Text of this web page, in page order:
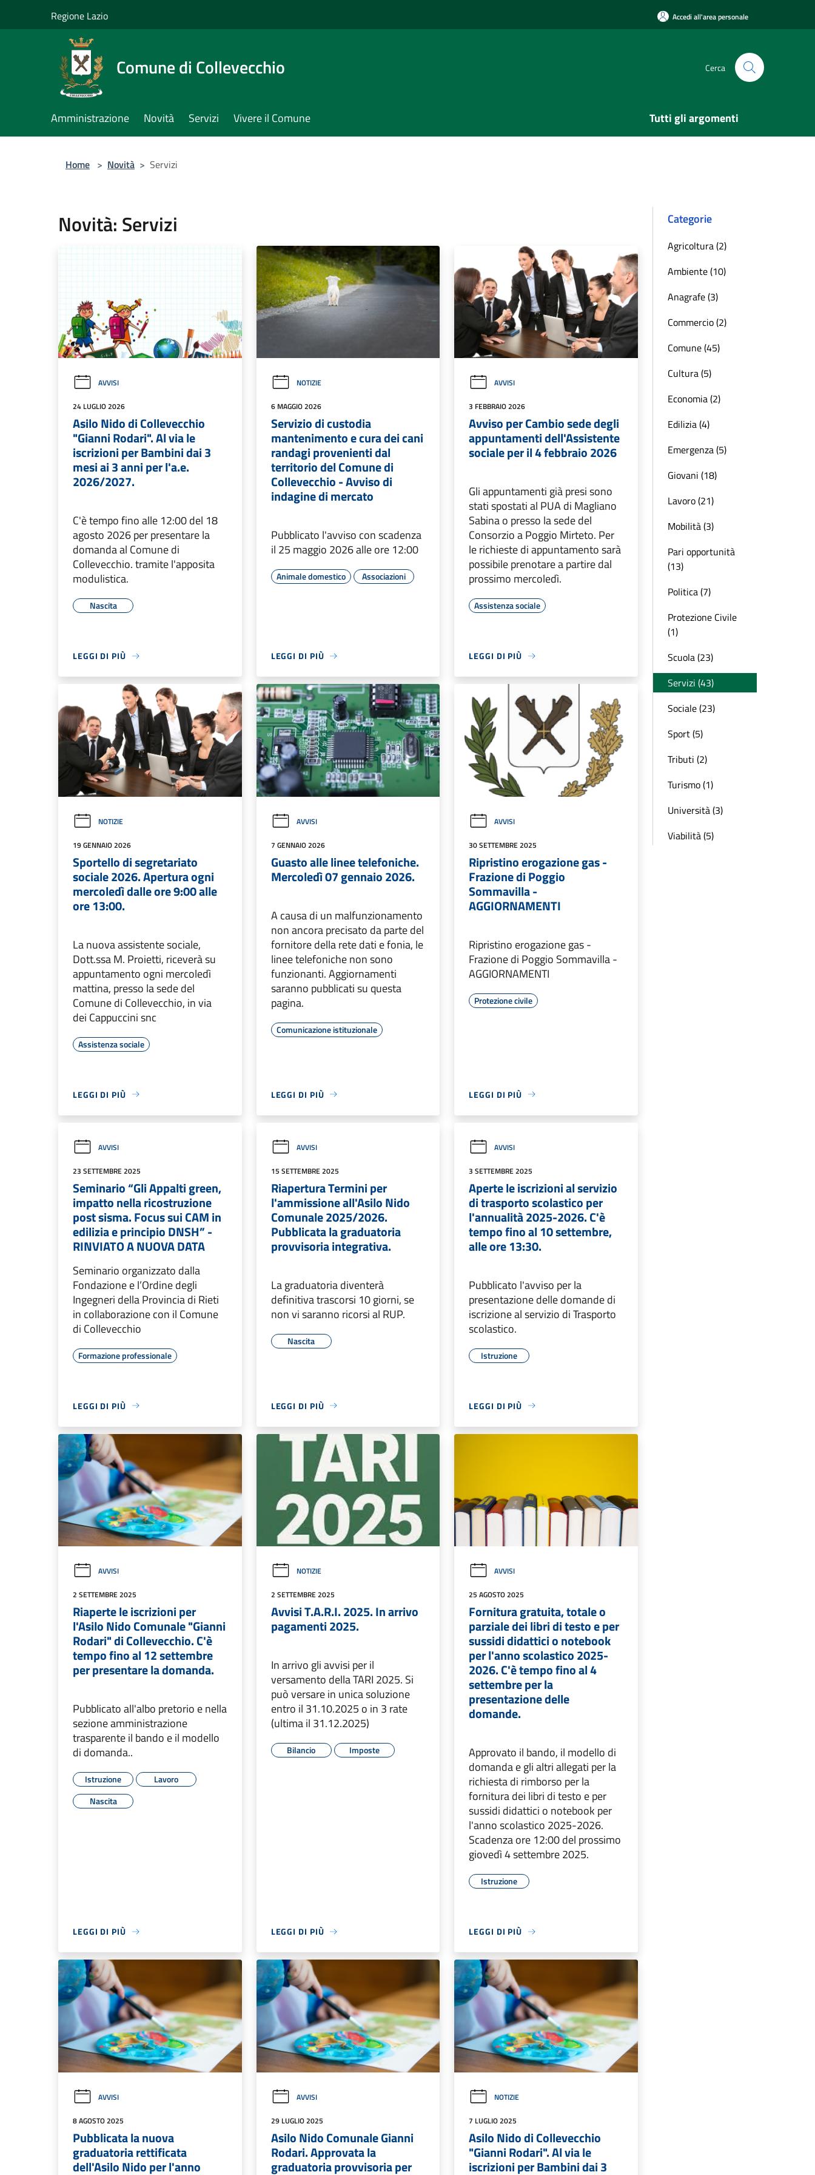
Regione Lazio Accedi all'area personale
Comune di Collevecchio Cerca
Amministrazione Novità Servizi Vivere il Comune Tutti gli argomenti
Home > Novità > Servizi
Novità: Servizi
AVVISI
24 LUGLIO 2026
Asilo Nido di Collevecchio
"Gianni Rodari". Al via le
iscrizioni per Bambini dai 3
mesi ai 3 anni per l'a.e.
2026/2027.
C'è tempo fino alle 12:00 del 18
agosto 2026 per presentare la
domanda al Comune di
Collevecchio. tramite l'apposita
modulistica.
Nascita
LEGGI DI PIÙ
NOTIZIE
6 MAGGIO 2026
Servizio di custodia
mantenimento e cura dei cani
randagi provenienti dal
territorio del Comune di
Collevecchio - Avviso di
indagine di mercato
Pubblicato l'avviso con scadenza
il 25 maggio 2026 alle ore 12:00
Animale domestico Associazioni
LEGGI DI PIÙ
AVVISI
3 FEBBRAIO 2026
Avviso per Cambio sede degli
appuntamenti dell'Assistente
sociale per il 4 febbraio 2026
Gli appuntamenti già presi sono
stati spostati al PUA di Magliano
Sabina o presso la sede del
Consorzio a Poggio Mirteto. Per
le richieste di appuntamento sarà
possibile prenotare a partire dal
prossimo mercoledì.
Assistenza sociale
LEGGI DI PIÙ
NOTIZIE
19 GENNAIO 2026
Sportello di segretariato
sociale 2026. Apertura ogni
mercoledì dalle ore 9:00 alle
ore 13:00.
La nuova assistente sociale,
Dott.ssa M. Proietti, riceverà su
appuntamento ogni mercoledì
mattina, presso la sede del
Comune di Collevecchio, in via
dei Cappuccini snc
Assistenza sociale
LEGGI DI PIÙ
AVVISI
7 GENNAIO 2026
Guasto alle linee telefoniche.
Mercoledì 07 gennaio 2026.
A causa di un malfunzionamento
non ancora precisato da parte del
fornitore della rete dati e fonia, le
linee telefoniche non sono
funzionanti. Aggiornamenti
saranno pubblicati su questa
pagina.
Comunicazione istituzionale
LEGGI DI PIÙ
AVVISI
30 SETTEMBRE 2025
Ripristino erogazione gas -
Frazione di Poggio
Sommavilla -
AGGIORNAMENTI
Ripristino erogazione gas -
Frazione di Poggio Sommavilla -
AGGIORNAMENTI
Protezione civile
LEGGI DI PIÙ
AVVISI
23 SETTEMBRE 2025
Seminario “Gli Appalti green,
impatto nella ricostruzione
post sisma. Focus sui CAM in
edilizia e principio DNSH” -
RINVIATO A NUOVA DATA
Seminario organizzato dalla
Fondazione e l’Ordine degli
Ingegneri della Provincia di Rieti
in collaborazione con il Comune
di Collevecchio
Formazione professionale
LEGGI DI PIÙ
AVVISI
15 SETTEMBRE 2025
Riapertura Termini per
l'ammissione all'Asilo Nido
Comunale 2025/2026.
Pubblicata la graduatoria
provvisoria integrativa.
La graduatoria diventerà
definitiva trascorsi 10 giorni, se
non vi saranno ricorsi al RUP.
Nascita
LEGGI DI PIÙ
AVVISI
3 SETTEMBRE 2025
Aperte le iscrizioni al servizio
di trasporto scolastico per
l'annualità 2025-2026. C'è
tempo fino al 10 settembre,
alle ore 13:30.
Pubblicato l'avviso per la
presentazione delle domande di
iscrizione al servizio di Trasporto
scolastico.
Istruzione
LEGGI DI PIÙ
AVVISI
2 SETTEMBRE 2025
Riaperte le iscrizioni per
l'Asilo Nido Comunale "Gianni
Rodari" di Collevecchio. C'è
tempo fino al 12 settembre
per presentare la domanda.
Pubblicato all'albo pretorio e nella
sezione amministrazione
trasparente il bando e il modello
di domanda..
Istruzione
Lavoro
Nascita
LEGGI DI PIÙ
NOTIZIE
2 SETTEMBRE 2025
Avvisi T.A.R.I. 2025. In arrivo
pagamenti 2025.
In arrivo gli avvisi per il
versamento della TARI 2025. Si
può versare in unica soluzione
entro il 31.10.2025 o in 3 rate
(ultima il 31.12.2025)
Bilancio Imposte
LEGGI DI PIÙ
AVVISI
25 AGOSTO 2025
Fornitura gratuita, totale o
parziale dei libri di testo e per
sussidi didattici o notebook
per l'anno scolastico 2025-
2026. C'è tempo fino al 4
settembre per la
presentazione delle
domande.
Approvato il bando, il modello di
domanda e gli altri allegati per la
richiesta di rimborso per la
fornitura dei libri di testo e per
sussidi didattici o notebook per
l'anno scolastico 2025-2026.
Scadenza ore 12:00 del prossimo
giovedì 4 settembre 2025.
Istruzione
LEGGI DI PIÙ
AVVISI
8 AGOSTO 2025
Pubblicata la nuova
graduatoria rettificata
dell'Asilo Nido per l'anno
AVVISI
29 LUGLIO 2025
Asilo Nido Comunale Gianni
Rodari. Approvata la
graduatoria provvisoria per
NOTIZIE
7 LUGLIO 2025
Asilo Nido di Collevecchio
"Gianni Rodari". Al via le
iscrizioni per Bambini dai 3
Categorie
Agricoltura (2)
Ambiente (10)
Anagrafe (3)
Commercio (2)
Comune (45)
Cultura (5)
Economia (2)
Edilizia (4)
Emergenza (5)
Giovani (18)
Lavoro (21)
Mobilità (3)
Pari opportunità
(13)
Politica (7)
Protezione Civile
(1)
Scuola (23)
Servizi (43)
Sociale (23)
Sport (5)
Tributi (2)
Turismo (1)
Università (3)
Viabilità (5)